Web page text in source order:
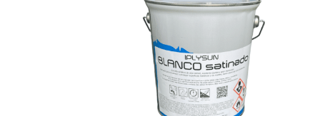
59,90 €